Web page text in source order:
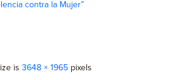
contra la Mujer”
is 3648 × 1965 pixels